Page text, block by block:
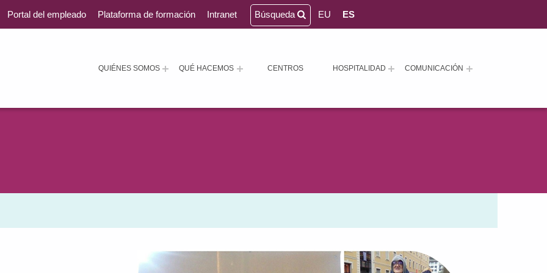
QUIÉNES SOMOS QUÉ HACEMOS CENTROS HOSPITALIDAD COMUNICACIÓN
Portal del empleado Plataforma de formación Intranet Búsqueda EU ES